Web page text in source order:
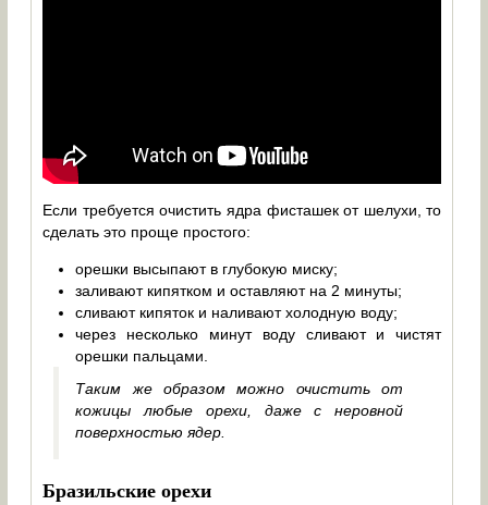
Если требуется очистить ядра фисташек от шелухи, то
сделать это проще простого:
орешки высыпают в глубокую миску;
заливают кипятком и оставляют на 2 минуты;
сливают кипяток и наливают холодную воду;
через несколько минут воду сливают и чистят
орешки пальцами.
Таким же образом можно очистить от
кожицы любые орехи, даже с неровной
поверхностью ядер.
Бразильские орехи